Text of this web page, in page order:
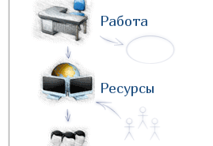
Работа
Ресурсы